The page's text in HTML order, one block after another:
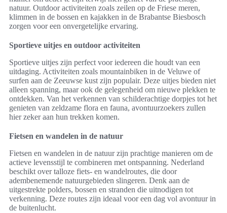
natuur. Outdoor activiteiten zoals zeilen op de Friese meren,
klimmen in de bossen en kajakken in de Brabantse Biesbosch
zorgen voor een onvergetelijke ervaring.
Sportieve uitjes en outdoor activiteiten
Sportieve uitjes zijn perfect voor iedereen die houdt van een
uitdaging. Activiteiten zoals mountainbiken in de Veluwe of
surfen aan de Zeeuwse kust zijn populair. Deze uitjes bieden niet
alleen spanning, maar ook de gelegenheid om nieuwe plekken te
ontdekken. Van het verkennen van schilderachtige dorpjes tot het
genieten van zeldzame flora en fauna, avontuurzoekers zullen
hier zeker aan hun trekken komen.
Fietsen en wandelen in de natuur
Fietsen en wandelen in de natuur zijn prachtige manieren om de
actieve levensstijl te combineren met ontspanning. Nederland
beschikt over talloze fiets- en wandelroutes, die door
adembenemende natuurgebieden slingeren. Denk aan de
uitgestrekte polders, bossen en stranden die uitnodigen tot
verkenning. Deze routes zijn ideaal voor een dag vol avontuur in
de buitenlucht.